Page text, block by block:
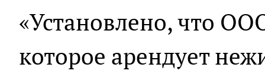
«Установлено, что
которое арендует